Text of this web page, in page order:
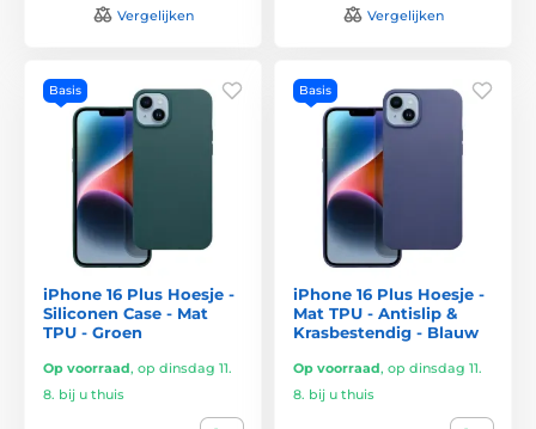
Vergelijken Vergelijken
Basis
iPhone 16 Plus Hoesje -
Siliconen Case - Mat
TPU - Groen
Op voorraad, op dinsdag 11.
8. bij u thuis
Basis
iPhone 16 Plus Hoesje -
Mat TPU - Antislip &
Krasbestendig - Blauw
Op voorraad, op dinsdag 11.
8. bij u thuis